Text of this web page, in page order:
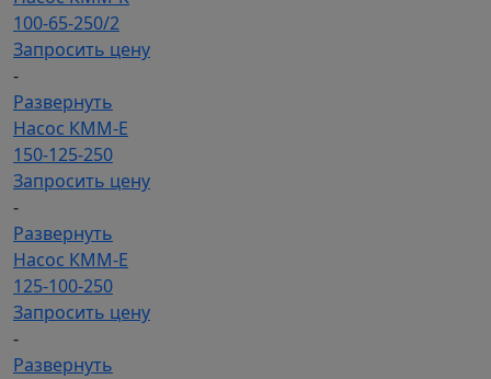
100-65-250/2
Запросить цену
-
Развернуть
Насос КММ-Е
150-125-250
Запросить цену
-
Развернуть
Насос КММ-Е
125-100-250
Запросить цену
-
Развернуть